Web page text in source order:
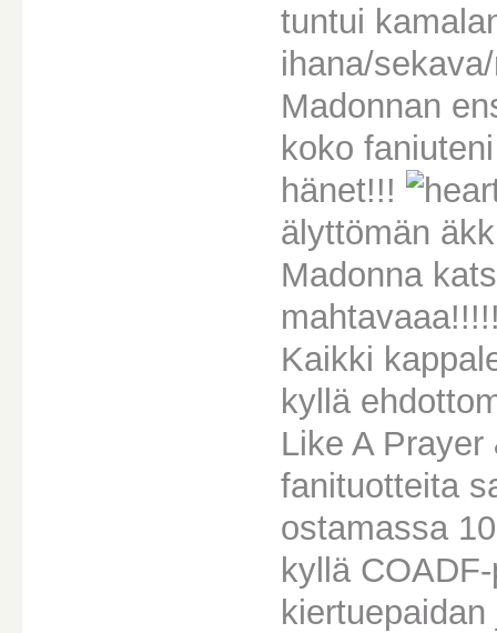
tuntui
ihana/
Madonnan
koko
hänet!!!
älyttömän
Madonna
Kaikki
kyllä
Like A
fanituotteita
ostamassa
kyllä